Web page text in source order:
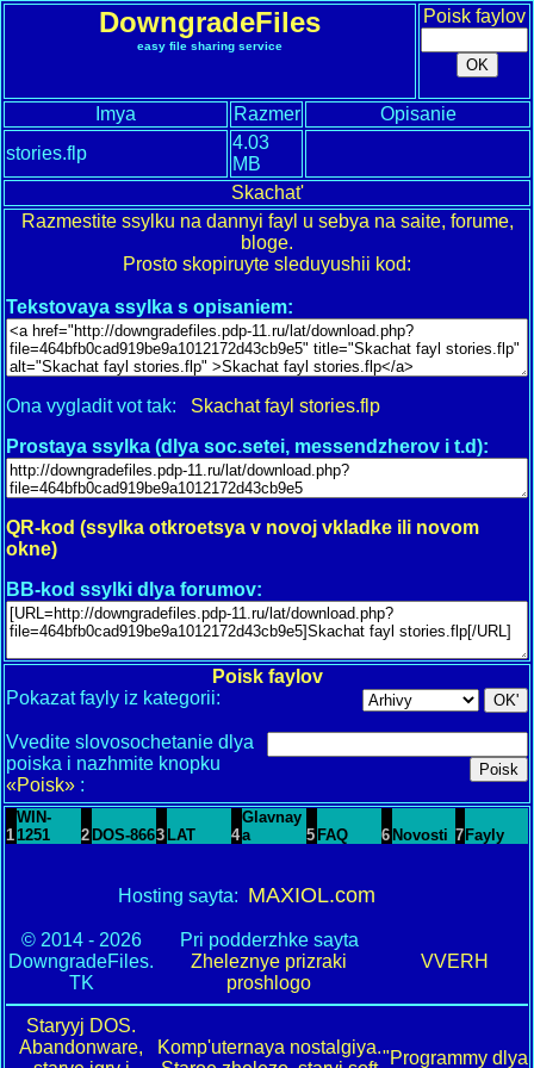
DowngradeFiles
easy file sharing service
Poisk faylov
Imya Razmer
Opisanie
stories.flp
4.03
MB
Skachat'
Razmestite ssylku na dannyi fayl u sebya na saite, forume,
bloge.
Prosto skopiruyte sleduyushii kod:
Tekstovaya ssylka s opisaniem:
Ona vygladit vot tak: Skachat fayl stories.flp
Prostaya ssylka (dlya soc.setei, messendzherov i t.d):
QR-kod (ssylka otkroetsya v novoj vkladke ili novom
okne)
BB-kod ssylki dlya forumov:
Poisk faylov
Pokazat fayly iz kategorii:
Vvedite slovosochetanie dlya
poiska i nazhmite knopku
«Poisk» :
1
WIN-
1251
2 DOS-8663 LAT 4
Glavnay
a
5 FAQ 6 Novosti 7 Fayly
Hosting sayta: MAXIOL.com
© 2014 - 2026
DowngradeFiles.
TK
Pri podderzhke sayta
Zheleznye prizraki
proshlogo
VVERH
Staryyj DOS.
Abandonware,
Komp'uternaya nostalgiya.
"Programmy dlya